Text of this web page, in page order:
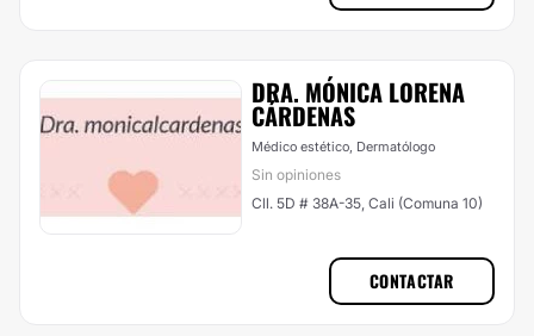
DRA. MÓNICA LORENA
CÁRDENAS
Médico estético, Dermatólogo
Sin opiniones
Cll. 5D # 38A-35, Cali (Comuna 10)
CONTACTAR